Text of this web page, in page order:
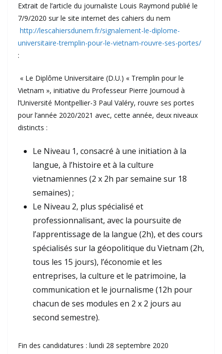
Extrait de l’article du journaliste Louis Raymond publié le
7/9/2020 sur le site internet des cahiers du nem
http://lescahiersdunem.fr/signalement-le-diplome-
universitaire-tremplin-pour-le-vietnam-rouvre-ses-portes/
:
« Le Diplôme Universitaire (D.U.) « Tremplin pour le
Vietnam », initiative du Professeur Pierre Journoud à
l’Université Montpellier-3 Paul Valéry, rouvre ses portes
pour l’année 2020/2021 avec, cette année, deux niveaux
distincts :
Le Niveau 1, consacré à une initiation à la
langue, à l’histoire et à la culture
vietnamiennes (2 x 2h par semaine sur 18
semaines) ;
Le Niveau 2, plus spécialisé et
professionnalisant, avec la poursuite de
l’apprentissage de la langue (2h), et des cours
spécialisés sur la géopolitique du Vietnam (2h,
tous les 15 jours), l’économie et les
entreprises, la culture et le patrimoine, la
communication et le journalisme (12h pour
chacun de ses modules en 2 x 2 jours au
second semestre).
Fin des candidatures : lundi 28 septembre 2020